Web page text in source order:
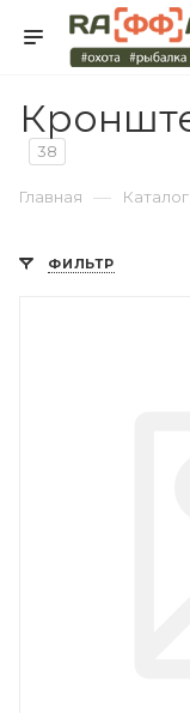
38
Главная — Каталог
ФИЛЬТР